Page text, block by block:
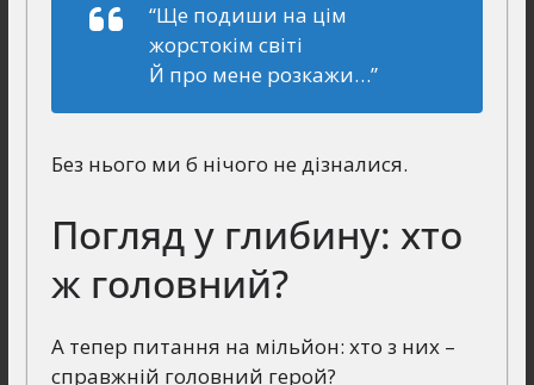
“Ще подиши на цім
жорстокім світі
Й про мене розкажи…”
Без нього ми б нічого не дізналися.
Погляд у глибину: хто
ж головний?
А тепер питання на мільйон: хто з них –
справжній головний герой?